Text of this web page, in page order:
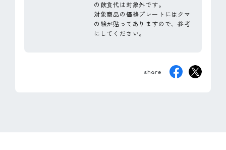
の飲食代は対象外です。
対象商品の価格プレートにはクマ
の絵が貼ってありますので、参考
にしてください。